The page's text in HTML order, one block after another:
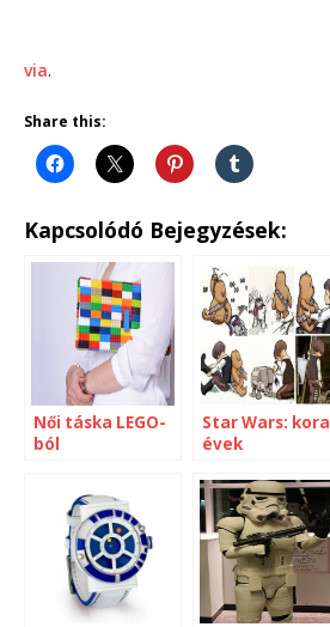
via.
Share this:
Kapcsolódó Bejegyzések:
Női táska LEGO-
ból
Star Wars:
évek